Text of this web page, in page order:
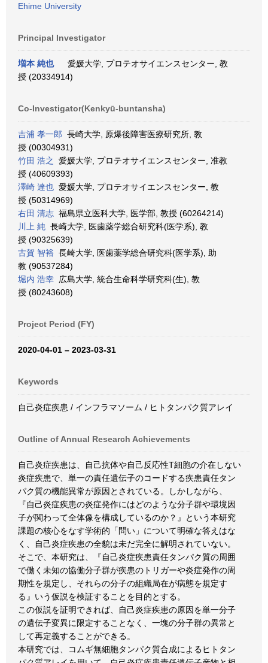
Ehime University
Principal Investigator
増本 純也
愛媛大学, プロテオサイエンスセンター, 教
授 (20334914)
Co-Investigator(Kenkyū-buntansha)
吉浦 孝一郎 長崎大学, 原爆後障害医療研究所, 教
授 (00304931)
竹田 浩之
愛媛大学, プロテオサイエンスセンター, 准教
授 (40609393)
澤崎 達也 愛媛大学, プロテオサイエンスセンター, 教
授 (50314969)
右田 清志 福島県立医科大学, 医学部, 教授 (60264214)
川上 純 長崎大学, 医歯薬学総合研究科(医学系), 教
授 (90325639)
古賀 智裕 長崎大学, 医歯薬学総合研究科(医学系), 助
教 (90537284)
堀内 浩幸 広島大学, 統合生命科学研究科(生), 教
授 (80243608)
Project Period (FY)
2020-04-01 – 2023-03-31
Keywords
自己炎症疾患 / インフラマソーム / ヒトタンパク質アレイ
Outline of Annual Research Achievements
自己炎症疾患は、自己抗体や自己反応性T細胞の介在しない
炎症疾患で、単一の責任遺伝子のコードする疾患責任タン
パク質の機能異常が原因とされている。しかしながら、
『自己炎症疾患の炎症発作にはどのような分子群や環境因
子が関わって全体像を構成しているのか？』という本研究
課題の核心をなす学術的「問い」について明確な答えはな
く、自己炎症疾患の全貌は未だ完全に解明されていない。
そこで、本研究は、『自己炎症疾患責任タンパク質の周囲
で働く未知の協働分子群が疾患のトリガーや炎症発作の周
期性を規定し、それらの分子の組織局在が病態を規定す
る』いう仮説を検証することを目的とする。
この仮説を証明できれば、自己炎症疾患の原因を単一分子
の遺伝子変異に限定することなく、一塊の分子群の異常と
して再定義することができる。
本研究では、コムギ無細胞タンパク質合成によるヒトタン